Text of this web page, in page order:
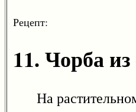
Рецепт:
11. Чорба
На растительном